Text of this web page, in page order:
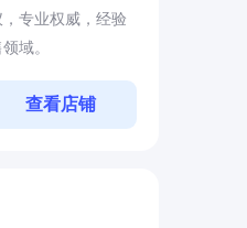
专业权威，经验
域。
查看店铺